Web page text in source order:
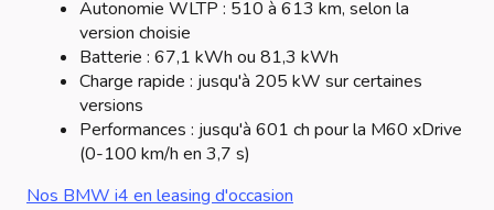
Autonomie WLTP : 510 à 613 km, selon la
version choisie
Batterie : 67,1 kWh ou 81,3 kWh
Charge rapide : jusqu'à 205 kW sur certaines
versions
Performances : jusqu'à 601 ch pour la M60 xDrive
(0-100 km/h en 3,7 s)
Nos BMW i4 en leasing d'occasion